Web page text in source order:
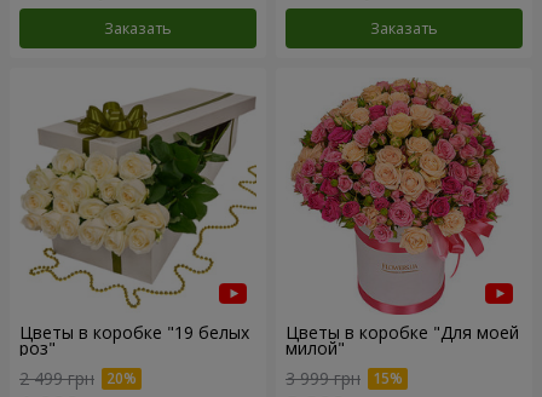
Заказать Заказать
Цветы в коробке "19 белых
роз"
2 499 грн
Цветы в коробке "Для моей
милой"
3 999 грн